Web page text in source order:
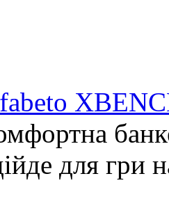
для гри